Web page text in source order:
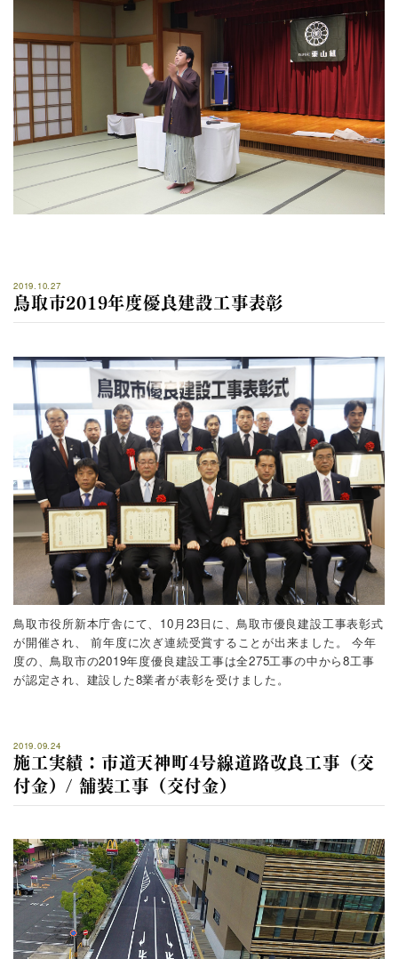
2019.10.27
鳥取市2019年度優良建設工事表彰
鳥取市役所新本庁舎にて、10月23日に、鳥取市優良建設工事表彰式
が開催され、
前年度に次ぎ連続受賞することが出来ました。
今年
度の、鳥取市の2019年度優良建設工事は全275工事の中から8工事
が認定され、建設した8業者が表彰を受けました。
2019.09.24
施工実績：市道天神町4号線道路改良工事（交
付金）/ 舗装工事（交付金）